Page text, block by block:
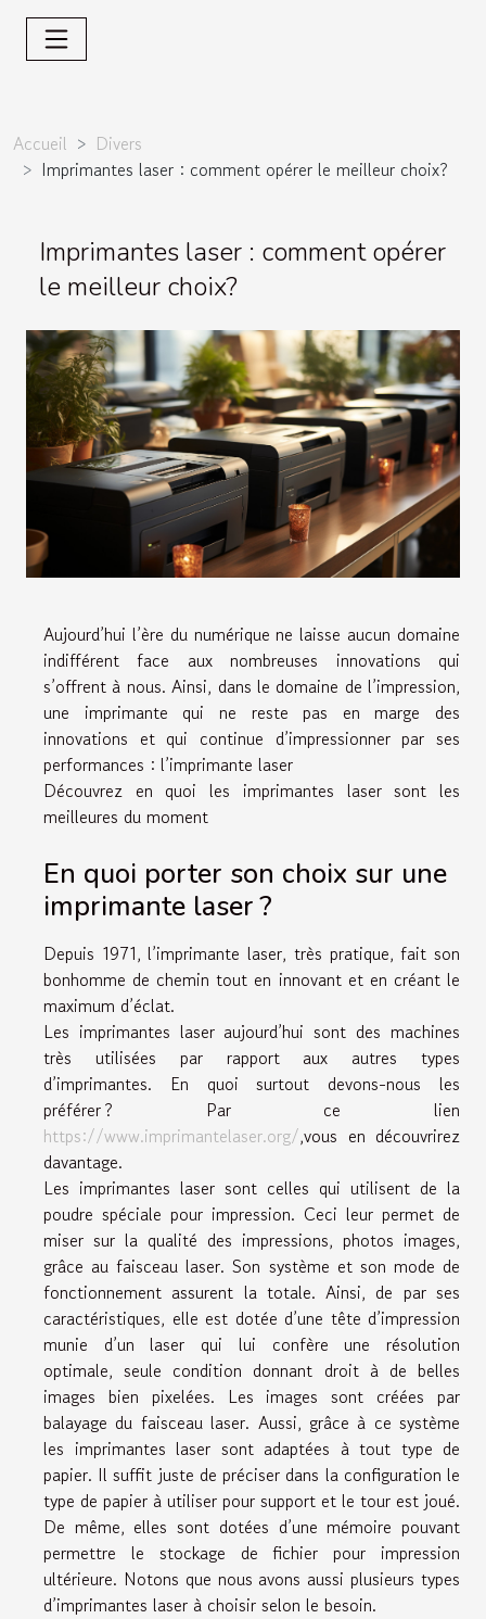
Accueil
Divers
Imprimantes laser : comment opérer le meilleur choix?
Imprimantes laser : comment opérer
le meilleur choix?
Aujourd’hui l’ère du numérique ne laisse aucun domaine
indifférent face aux nombreuses innovations qui
s’offrent à nous. Ainsi, dans le domaine de l’impression,
une imprimante qui ne reste pas en marge des
innovations et qui continue d’impressionner par ses
performances : l’imprimante laser
Découvrez en quoi les imprimantes laser sont les
meilleures du moment
En quoi porter son choix sur une
imprimante laser ?
Depuis 1971, l’imprimante laser, très pratique, fait son
bonhomme de chemin tout en innovant et en créant le
maximum d’éclat.
Les imprimantes laser aujourd’hui sont des machines
très utilisées par rapport aux autres types
d’imprimantes. En quoi surtout devons-nous les
préférer ? Par ce lien
https://www.imprimantelaser.org/,vous en découvrirez
davantage.
Les imprimantes laser sont celles qui utilisent de la
poudre spéciale pour impression. Ceci leur permet de
miser sur la qualité des impressions, photos images,
grâce au faisceau laser. Son système et son mode de
fonctionnement assurent la totale. Ainsi, de par ses
caractéristiques, elle est dotée d’une tête d’impression
munie d’un laser qui lui confère une résolution
optimale, seule condition donnant droit à de belles
images bien pixelées. Les images sont créées par
balayage du faisceau laser. Aussi, grâce à ce système
les imprimantes laser sont adaptées à tout type de
papier. Il suffit juste de préciser dans la configuration le
type de papier à utiliser pour support et le tour est joué.
De même, elles sont dotées d’une mémoire pouvant
permettre le stockage de fichier pour impression
ultérieure. Notons que nous avons aussi plusieurs types
d’imprimantes laser à choisir selon le besoin.